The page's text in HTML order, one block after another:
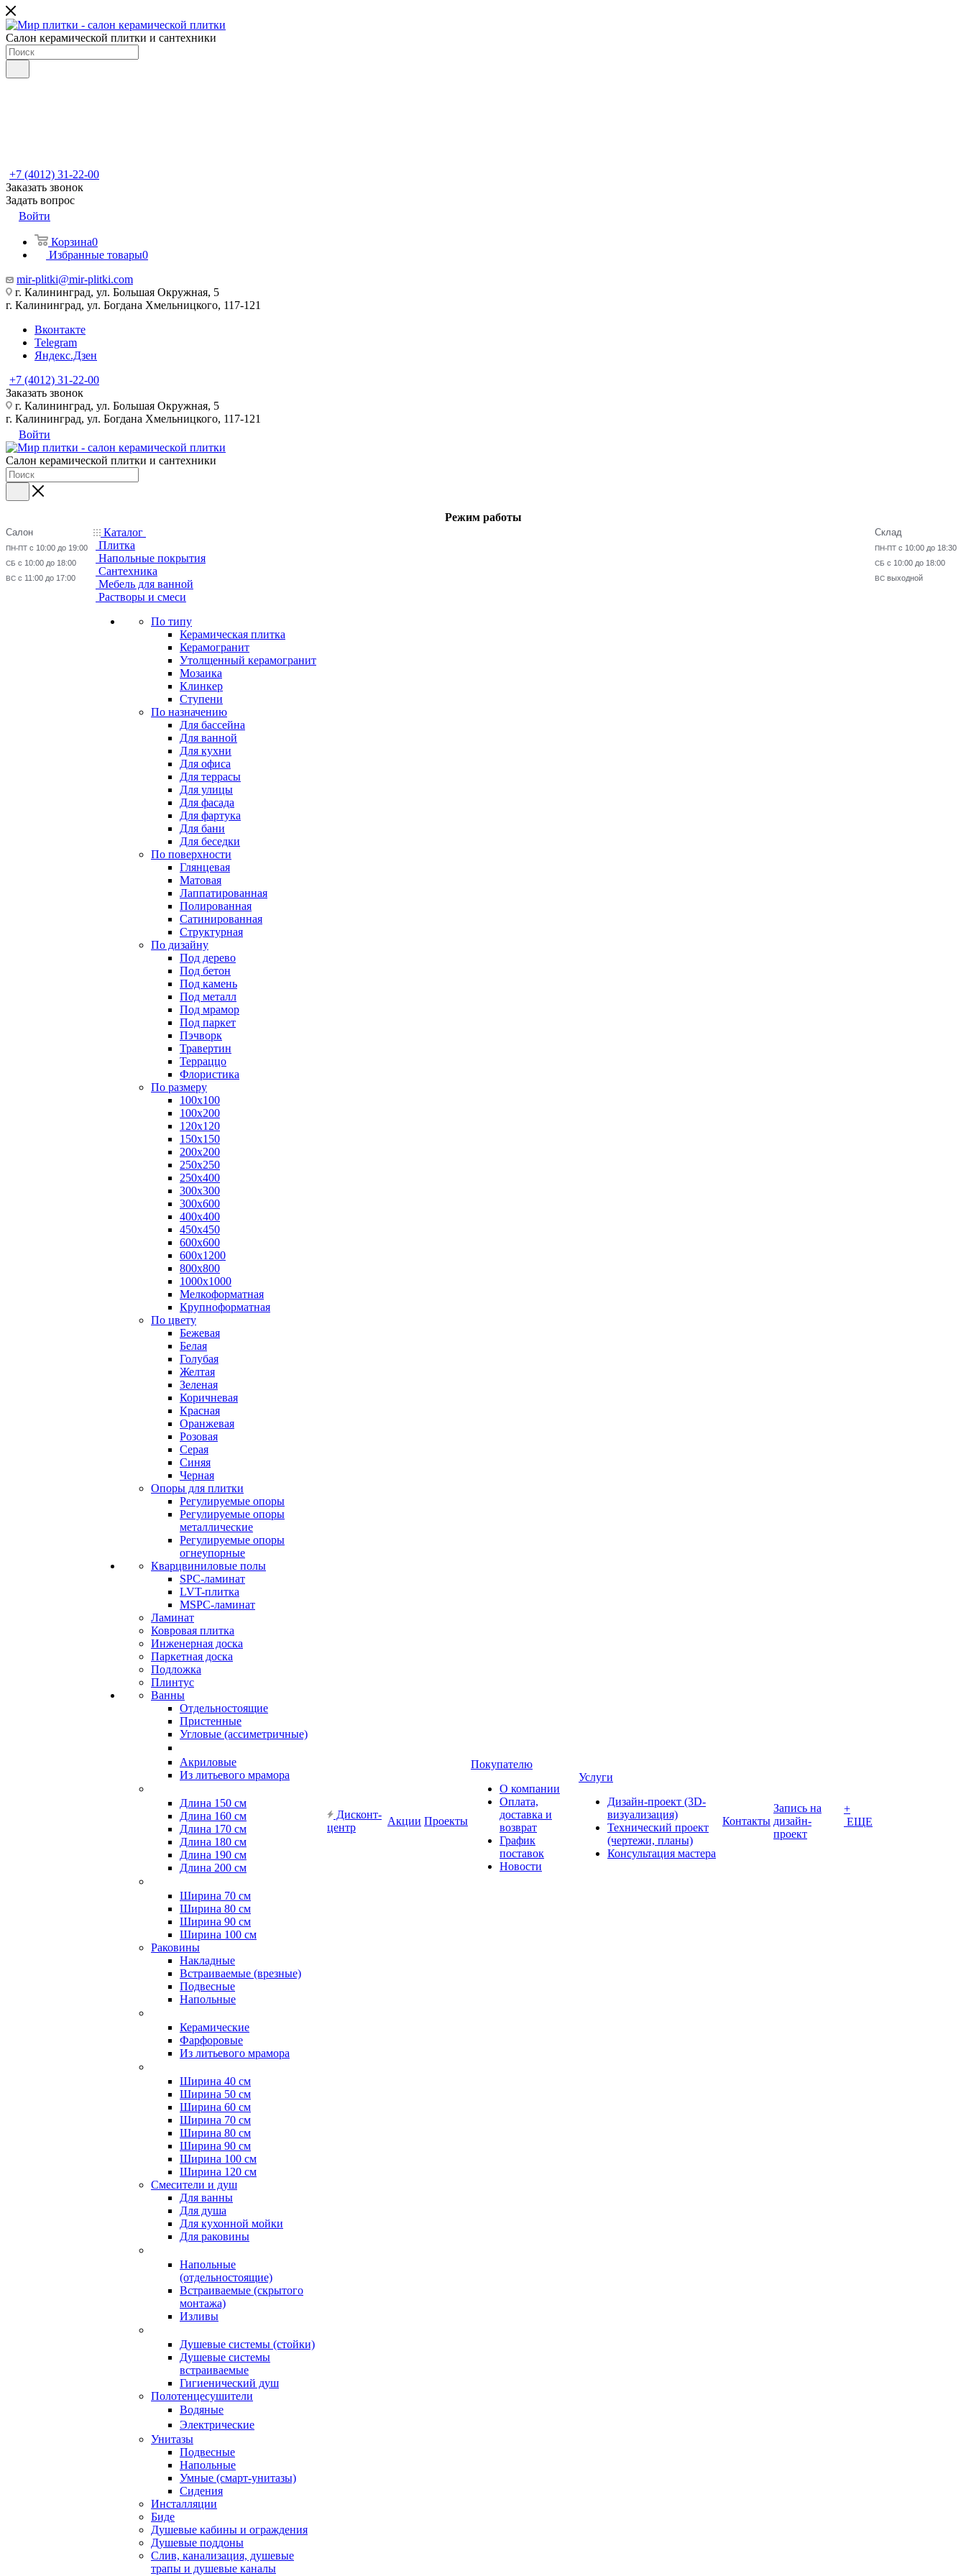
Салон керамической плитки и сантехники
+7 (4012) 31-22-00
Заказать звонок
Задать вопрос
Войти
Корзина0
Избранные товары0
mir-plitki@mir-plitki.com
г. Калининград, ул. Большая Окружная, 5
г. Калининград, ул. Богдана Хмельницкого, 117-121
Вконтакте
Telegram
Яндекс.Дзен
+7 (4012) 31-22-00
Заказать звонок
г. Калининград, ул. Большая Окружная, 5
г. Калининград, ул. Богдана Хмельницкого, 117-121
Войти
Салон керамической плитки и сантехники
Режим работы
Салон
ПН-ПТ с 10:00 до 19:00
СБ с 10:00 до 18:00
ВС с 11:00 до 17:00
Склад
ПН-ПТ с 10:00 до 18:30
СБ с 10:00 до 18:00
ВС выходной
Каталог
Плитка
Напольные покрытия
Сантехника
Мебель для ванной
Растворы и смеси
По типу
Керамическая плитка
Керамогранит
Утолщенный керамогранит
Мозаика
Клинкер
Ступени
По назначению
Для бассейна
Для ванной
Для кухни
Для офиса
Для террасы
Для улицы
Для фасада
Для фартука
Для бани
Для беседки
По поверхности
Глянцевая
Матовая
Лаппатированная
Полированная
Сатинированная
Структурная
По дизайну
Под дерево
Под бетон
Под камень
Под металл
Под мрамор
Под паркет
Пэчворк
Травертин
Терраццо
Флористика
По размеру
100х100
100х200
120х120
150х150
200х200
250х250
250х400
300х300
300х600
400х400
450х450
600х600
600х1200
800х800
1000х1000
Мелкоформатная
Крупноформатная
По цвету
Бежевая
Белая
Голубая
Желтая
Зеленая
Коричневая
Красная
Оранжевая
Розовая
Серая
Синяя
Черная
Опоры для плитки
Регулируемые опоры
Регулируемые опоры
металлические
Регулируемые опоры
огнеупорные
Кварцвиниловые полы
SPC-ламинат
LVT-плитка
MSPC-ламинат
Ламинат
Ковровая плитка
Инженерная доска
Паркетная доска
Подложка
Плинтус
Ванны
Отдельностоящие
Пристенные
Угловые (ассиметричные)
Акриловые
Из литьевого мрамора
Длина 150 см
Длина 160 см
Длина 170 см
Длина 180 см
Длина 190 см
Длина 200 см
Ширина 70 см
Ширина 80 см
Ширина 90 см
Ширина 100 см
Раковины
Накладные
Встраиваемые (врезные)
Подвесные
Напольные
Керамические
Фарфоровые
Из литьевого мрамора
Ширина 40 см
Ширина 50 см
Ширина 60 см
Ширина 70 см
Ширина 80 см
Ширина 90 см
Ширина 100 см
Ширина 120 см
Смесители и душ
Для ванны
Для душа
Для кухонной мойки
Для раковины
Напольные
(отдельностоящие)
Встраиваемые (скрытого
монтажа)
Изливы
Душевые системы (стойки)
Душевые системы
встраиваемые
Гигиенический душ
Полотенцесушители
ㅤВодяные
ㅤЭлектрические
Унитазы
Подвесные
Напольные
Умные (смарт-унитазы)
Сидения
Инсталляции
Биде
Душевые кабины и ограждения
Душевые поддоны
Слив, канализация, душевые
трапы и душевые каналы
Дисконт-
центр
Акции Проекты
Покупателю
О компании
Оплата,
доставка и
возврат
График
поставок
Новости
Услуги
Дизайн-проект (3D-
визуализация)
Технический проект
(чертежи, планы)
Консультация мастера
Контакты
Запись на
дизайн-
проект
+
ЕЩЕ